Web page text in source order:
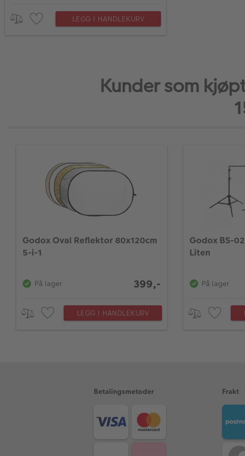
LEGG I HANDLEKURV
Kunder som
Godox Oval Reflektor 80x120cm
5-i-1
På lager 399,-
LEGG I HANDLEKURV
Godox BS-
Liten
På lager
Betalingsmetoder Frakt